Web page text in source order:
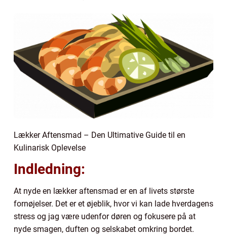
Lækker Aftensmad – Den Ultimative Guide til en
Kulinarisk Oplevelse
Indledning:
At nyde en lækker aftensmad er en af livets største
fornøjelser. Det er et øjeblik, hvor vi kan lade hverdagens
stress og jag være udenfor døren og fokusere på at
nyde smagen, duften og selskabet omkring bordet.